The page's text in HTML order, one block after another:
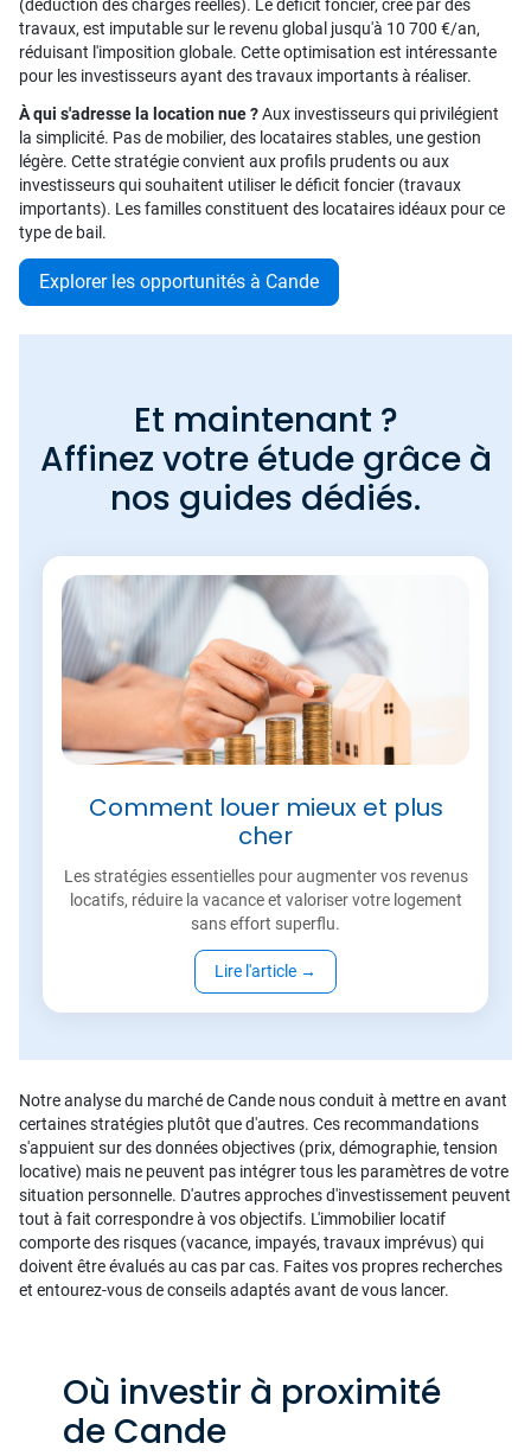
(déduction des charges réelles). Le déficit foncier, créé par des
travaux, est imputable sur le revenu global jusqu'à 10 700 €/an,
réduisant l'imposition globale. Cette optimisation est intéressante
pour les investisseurs ayant des travaux importants à réaliser.
À qui s'adresse la location nue ?Aux investisseurs qui privilégient
la simplicité. Pas de mobilier, des locataires stables, une gestion
légère. Cette stratégie convient aux profils prudents ou aux
investisseurs qui souhaitent utiliser le déficit foncier (travaux
importants). Les familles constituent des locataires idéaux pour ce
type de bail.
Explorer les opportunités à Cande
Et maintenant ?
Affinez votre étude grâce à
nos guides dédiés.
Comment louer mieux et plus
cher
Les stratégies essentielles pour augmenter vos revenus
locatifs, réduire la vacance et valoriser votre logement
sans effort superflu.
Lire l'article →
Notre analyse du marché de Cande nous conduit à mettre en avant
certaines stratégies plutôt que d'autres. Ces recommandations
s'appuient sur des données objectives (prix, démographie, tension
locative) mais ne peuvent pas intégrer tous les paramètres de votre
situation personnelle. D'autres approches d'investissement peuvent
tout à fait correspondre à vos objectifs. L'immobilier locatif
comporte des risques (vacance, impayés, travaux imprévus) qui
doivent être évalués au cas par cas. Faites vos propres recherches
et entourez-vous de conseils adaptés avant de vous lancer.
Où investir à proximité
de Cande